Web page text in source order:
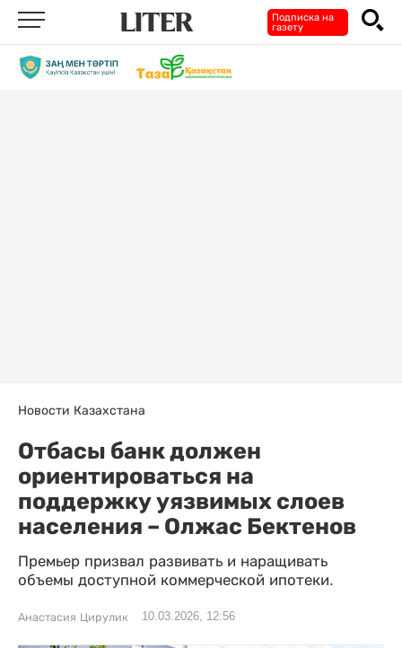
Подписка на
газету
Новости Казахстана
Отбасы банк должен
ориентироваться на
поддержку уязвимых слоев
населения – Олжас Бектенов
Премьер призвал развивать и наращивать
объемы доступной коммерческой ипотеки.
Анастасия Цирулик 10.03.2026, 12:56